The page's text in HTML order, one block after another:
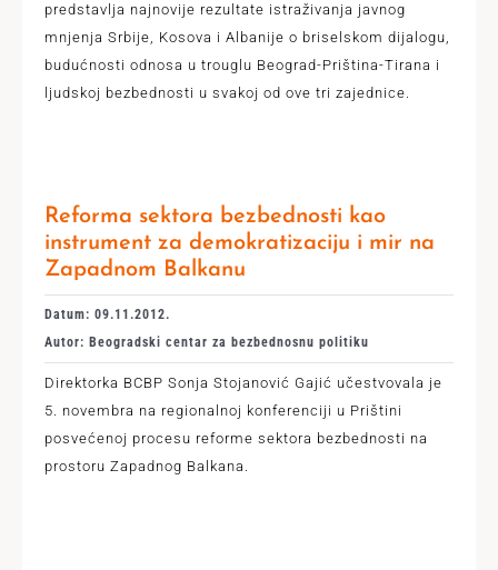
predstavlja najnovije rezultate istraživanja javnog
mnjenja Srbije, Kosova i Albanije o briselskom dijalogu,
budućnosti odnosa u trouglu Beograd-Priština-Tirana i
ljudskoj bezbednosti u svakoj od ove tri zajednice.
Reforma sektora bezbednosti kao
instrument za demokratizaciju i mir na
Zapadnom Balkanu
Datum: 09.11.2012.
Autor: Beogradski centar za bezbednosnu politiku
Direktorka BCBP Sonja Stojanović Gajić učestvovala je
5. novembra na regionalnoj konferenciji u Prištini
posvećenoj procesu reforme sektora bezbednosti na
prostoru Zapadnog Balkana.